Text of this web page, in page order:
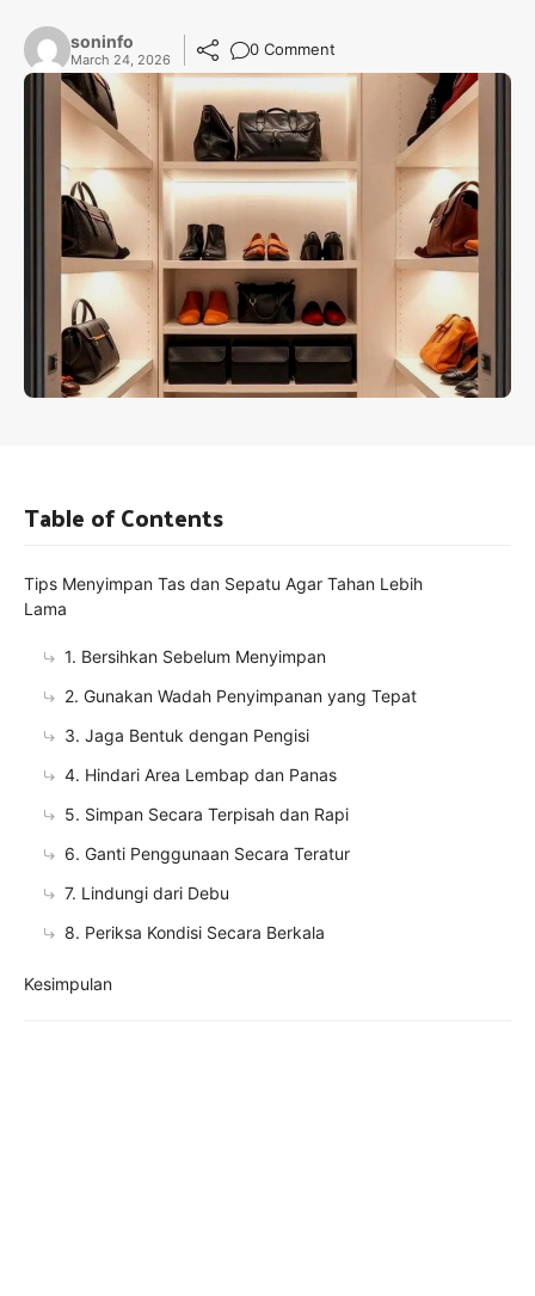
soninfo
March 24, 2026
0 Comment
Table of Contents
Tips Menyimpan Tas dan Sepatu Agar Tahan Lebih
Lama
1. Bersihkan Sebelum Menyimpan
2. Gunakan Wadah Penyimpanan yang Tepat
3. Jaga Bentuk dengan Pengisi
4. Hindari Area Lembap dan Panas
5. Simpan Secara Terpisah dan Rapi
6. Ganti Penggunaan Secara Teratur
7. Lindungi dari Debu
8. Periksa Kondisi Secara Berkala
Kesimpulan